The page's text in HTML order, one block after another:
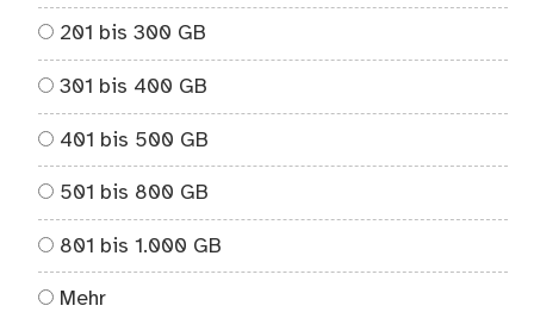
201 bis 300 GB
301 bis 400 GB
401 bis 500 GB
501 bis 800 GB
801 bis 1.000 GB
Mehr